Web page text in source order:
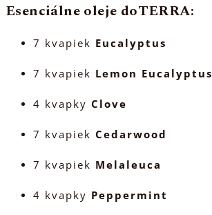
Esenciálne oleje doTERRA:
7 kvapiek Eucalyptus
7 kvapiek Lemon Eucalyptus
4 kvapky Clove
7 kvapiek Cedarwood
7 kvapiek Melaleuca
4 kvapky Peppermint